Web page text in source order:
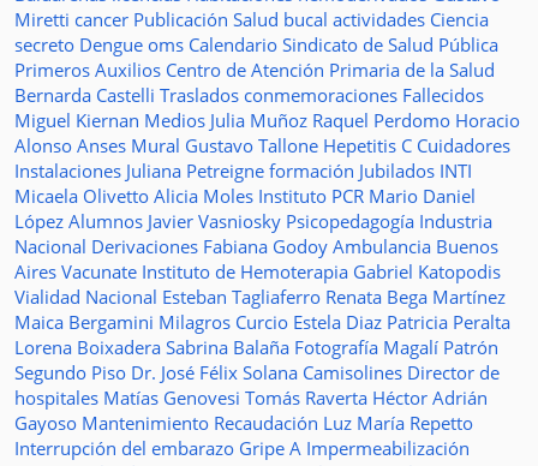
Miretti cancer Publicación Salud bucal actividades Ciencia
secreto Dengue oms Calendario Sindicato de Salud Pública
Primeros Auxilios Centro de Atención Primaria de la Salud
Bernarda Castelli Traslados conmemoraciones Fallecidos
Miguel Kiernan Medios Julia Muñoz Raquel Perdomo Horacio
Alonso Anses Mural Gustavo Tallone Hepetitis C Cuidadores
Instalaciones Juliana Petreigne formación Jubilados INTI
Micaela Olivetto Alicia Moles Instituto PCR Mario Daniel
López Alumnos Javier Vasniosky Psicopedagogía Industria
Nacional Derivaciones Fabiana Godoy Ambulancia Buenos
Aires Vacunate Instituto de Hemoterapia Gabriel Katopodis
Vialidad Nacional Esteban Tagliaferro Renata Bega Martínez
Maica Bergamini Milagros Curcio Estela Diaz Patricia Peralta
Lorena Boixadera Sabrina Balaña Fotografía Magalí Patrón
Segundo Piso Dr. José Félix Solana Camisolines Director de
hospitales Matías Genovesi Tomás Raverta Héctor Adrián
Gayoso Mantenimiento Recaudación Luz María Repetto
Interrupción del embarazo Gripe A Impermeabilización